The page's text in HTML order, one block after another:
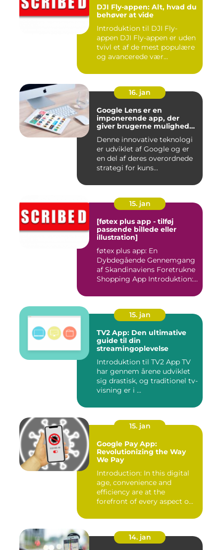
DJI Fly-appen: Alt, hvad du
behøver at vide
Introduktion til DJI Fly-
appen DJI Fly-appen er uden
tvivl et af de mest populære
og avancerede vær...
16. jan
Google Lens er en
imponerende app, der
giver brugerne mulighed
om de ting, de ser, ved blot
at bruge kameraet på
deres smartphone
Denne innovative teknologi
er udviklet af Google og er
en del af deres overordnede
strategi for kuns...
15. jan
[føtex plus app - tilføj
passende billede eller
illustration]
føtex plus app: En
Dybdegående Gennemgang
af Skandinaviens Foretrukne
Shopping App Introduktion:
15. jan
TV2 App: Den ultimative
guide til din
streamingoplevelse
Introduktion til TV2 App TV
har gennem årene udviklet
sig drastisk, og traditionel tv-
visning er i ...
15. jan
Google Pay App:
Revolutionizing the Way
We Pay
Introduction: In this digital
age, convenience and
efficiency are at the
forefront of every aspect o...
14. jan